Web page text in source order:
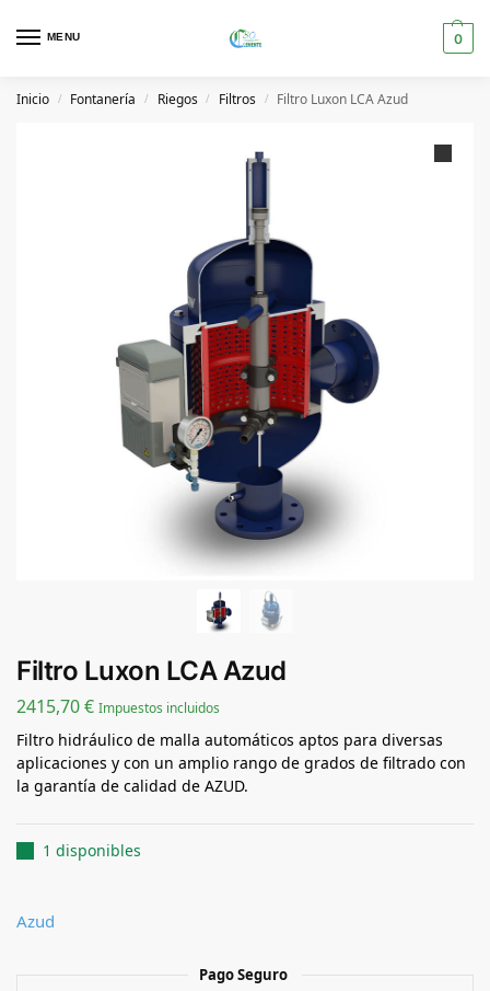
MENU 0
Inicio / Fontanería / Riegos / Filtros / Filtro Luxon LCA Azud
Filtro Luxon LCA Azud
2415,70€ Impuestos incluidos
Filtro hidráulico de malla automáticos aptos para diversas
aplicaciones y con un amplio rango de grados de filtrado con
la garantía de calidad de AZUD.
1 disponibles
Azud
Pago Seguro